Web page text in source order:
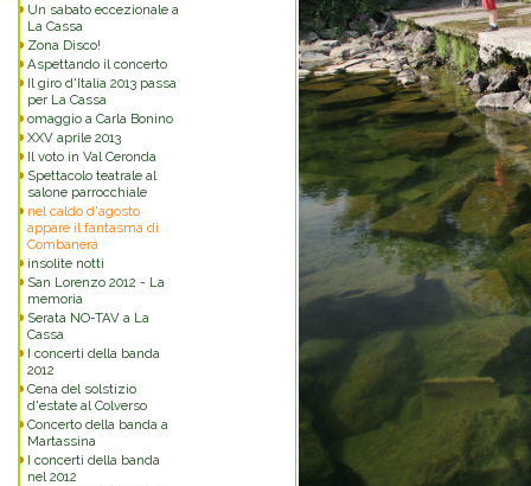
Un sabato eccezionale a
La Cassa
Zona Disco!
Aspettando il concerto
Il giro d'Italia 2013 passa
per La Cassa
omaggio a Carla Bonino
XXV aprile 2013
Il voto in Val Ceronda
Spettacolo teatrale al
salone parrocchiale
nel caldo d'agosto
appare il fantasma di
Combanera
insolite notti
San Lorenzo 2012 - La
memoria
Serata NO-TAV a La
Cassa
I concerti della banda
2012
Cena del solstizio
d'estate al Colverso
Concerto della banda a
Martassina
I concerti della banda
nel 2012